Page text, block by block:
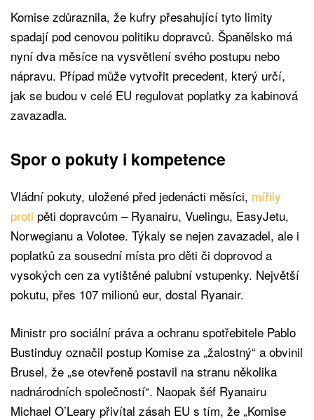
Komise zdůraznila, že kufry přesahující tyto limity
spadají pod cenovou politiku dopravců. Španělsko má
nyní dva měsíce na vysvětlení svého postupu nebo
nápravu. Případ může vytvořit precedent, který určí,
jak se budou v celé EU regulovat poplatky za kabinová
zavazadla.
Spor o pokuty i kompetence
Vládní pokuty, uložené před jedenácti měsíci, mířily
proti pěti dopravcům – Ryanairu, Vuelingu, EasyJetu,
Norwegianu a Volotee. Týkaly se nejen zavazadel, ale i
poplatků za sousední místa pro děti či doprovod a
vysokých cen za vytištěné palubní vstupenky. Největší
pokutu, přes 107 milionů eur, dostal Ryanair.
Ministr pro sociální práva a ochranu spotřebitele Pablo
Bustinduy označil postup Komise za „žalostný“ a obvinil
Brusel, že „se otevřeně postavil na stranu několika
nadnárodních společností“. Naopak šéf Ryanairu
Michael O’Leary přivítal zásah EU s tím, že „Komise